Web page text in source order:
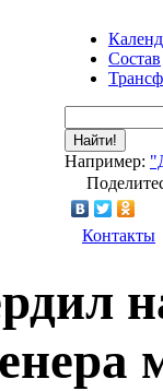
Состав
Найти!
Например:
Контакты